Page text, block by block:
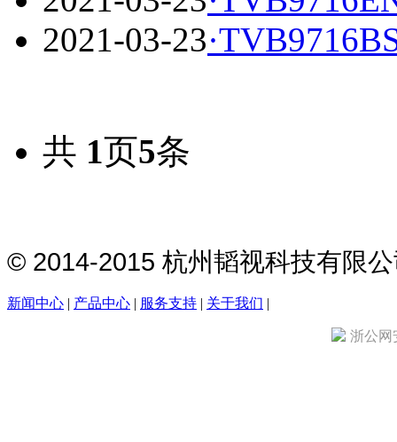
2021-03-23·
共 1页5条
© 2014-2015 杭州韬视科技有限
新闻中心 | 产品中心 | 服务支持 | 关于我们 |
浙公网